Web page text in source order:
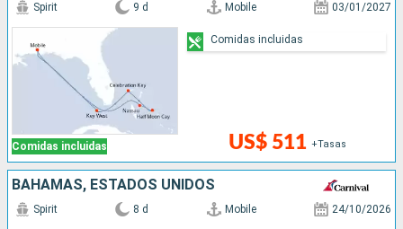
Comidas incluidas
Spirit 9 d Mobile 03/01/2027
US$ 511 +Tasas
Comidas incluidas
BAHAMAS, ESTADOS UNIDOS
Spirit 8 d Mobile 24/10/2026